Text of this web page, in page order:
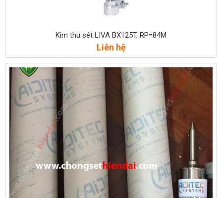
Kim thu sét LIVA BX125T, RP=84M
Liên hệ